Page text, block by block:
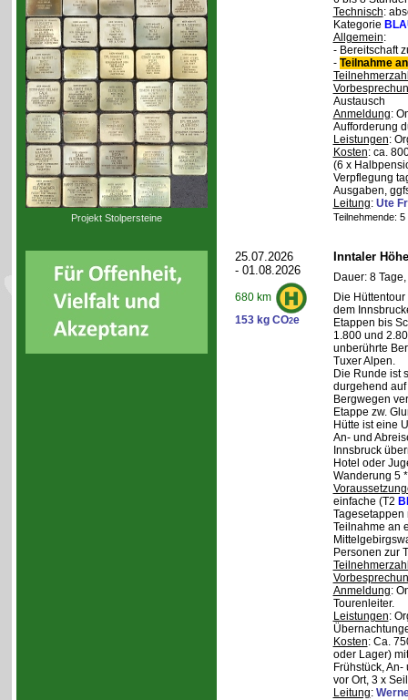
Projekt Stolpersteine
Technisch:
Kategorie
Allgemein:
- Bereitschaft
- Teilnahme
Austausch
Anmeldung:
Aufforderung
Leistungen:
Kosten: ca.
(6 x
Verpflegung
Ausgaben,
Leitung: Ute
Teilnehmende:
25.07.2026
- 01.08.2026
680 km
153 kg CO2e
Inntaler
Dauer: 8
Die
dem
Etappen bis
1.800 und
unberührte
Tuxer Alpen.
Die Runde ist
durgehend
Bergwegen
Etappe zw.
Hütte ist eine
An- und
Innsbruck
Hotel oder
Wanderung 5
einfache (T2
Tagesetappen
Teilnahme an
Personen zur
Anmeldung:
Tourenleiter.
Leistungen:
Kosten: Ca.
oder Lager)
Frühstück,
vor Ort, 3 x
Leitung: